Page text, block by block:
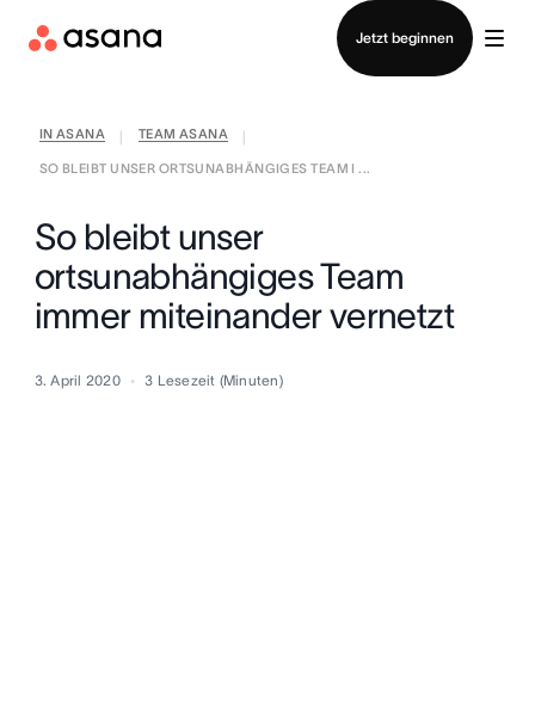
Jetzt beginnen
Vertrieb kontaktieren
IN ASANA TEAM ASANA
SO BLEIBT UNSER ORTSUNABHÄNGIGES TEAM I ...
So bleibt unser
ortsunabhängiges Team
immer miteinander vernetzt
3. April 2020 3 Lesezeit (Minuten)